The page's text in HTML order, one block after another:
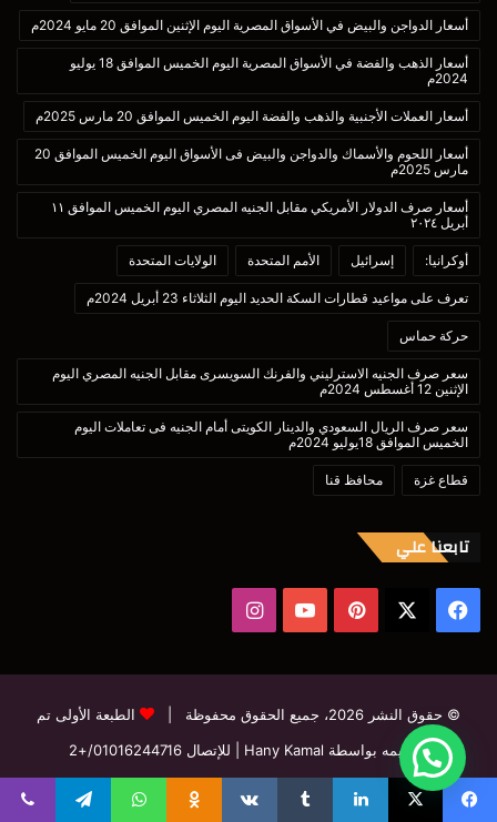
أسعار الدواجن والبيض في الأسواق المصرية اليوم الإثنين الموافق 20 مايو 2024م
أسعار الذهب والفضة في الأسواق المصرية اليوم الخميس الموافق 18 يوليو
2024م
أسعار العملات الأجنبية والذهب والفضة اليوم الخميس الموافق 20 مارس 2025م
أسعار اللحوم والأسماك والدواجن والبيض فى الأسواق اليوم الخميس الموافق 20
مارس 2025م
أسعار صرف الدولار الأمريكي مقابل الجنيه المصري اليوم الخميس الموافق ١١
أبريل ٢٠٢٤
أوكرانيا: إسرائيل الأمم المتحدة الولايات المتحدة
تعرف على مواعيد قطارات السكة الحديد اليوم الثلاثاء 23 أبريل 2024م
حركة حماس
سعر صرف الجنيه الاسترليني والفرنك السويسرى مقابل الجنيه المصري اليوم
الإثنين 12 أغسطس 2024م
سعر صرف الريال السعودي والدينار الكويتى أمام الجنيه فى تعاملات اليوم
الخميس الموافق 18يوليو 2024م
قطاع غزة محافظ قنا
تابعنا علي
فيسبوك بينتيريست‫YouTube
© حقوق النشر 2026، جميع الحقوق محفوظة |
الطبعة الأولى تم
تصميمه بواسطة Hany Kamal
| للإتصال 01016244716/+2
فيسبوك بينتيريست‫YouTubeانستقرام